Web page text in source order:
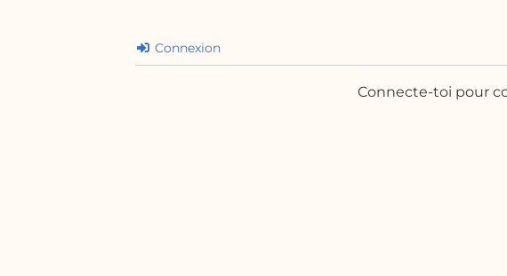
Connexion
Connecte-toi pour